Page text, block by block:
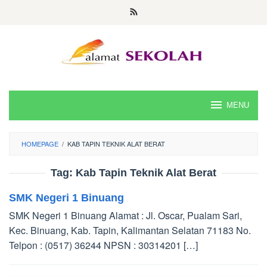
MENU
HOMEPAGE / KAB TAPIN TEKNIK ALAT BERAT
Tag: Kab Tapin Teknik Alat Berat
SMK Negeri 1 Binuang
SMK Negeri 1 Binuang Alamat : Jl. Oscar, Pualam Sari,
Kec. Binuang, Kab. Tapin, Kalimantan Selatan 71183 No.
Telpon : (0517) 36244 NPSN : 30314201 […]